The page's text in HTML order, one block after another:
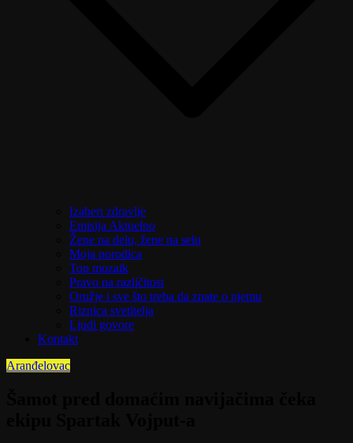
Izaberi zdravlje
Emisija Aktuelno
Žene na delu, žene na selu
Moja porodica
Top mozaik
Pravo na različitost
Oružje i sve što treba da znate o njemu
Riznica svetitelja
Ljudi govore
Kontakt
Aranđelovac